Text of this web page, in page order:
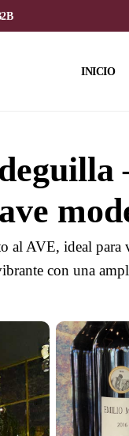
INICIO
al AVE, ideal para
con una